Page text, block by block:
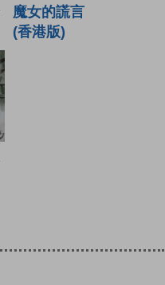
魔女的謊言
(香港版)